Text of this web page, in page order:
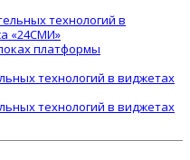
технологий в
«24СМИ»
платформы
технологий в виджетах
технологий в виджетах